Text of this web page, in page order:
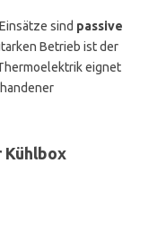
sind passive
Betrieb ist der
eignet
Kühlbox